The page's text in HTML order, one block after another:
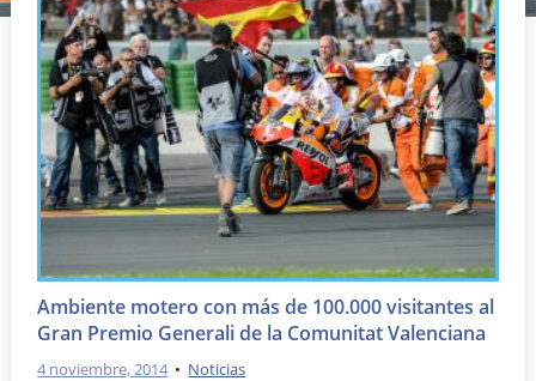
Ambiente motero con más de 100.000 visitantes al
Gran Premio Generali de la Comunitat Valenciana
4 noviembre, 2014 • Noticias